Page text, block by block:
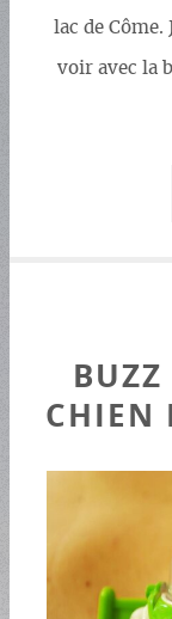
lac de
voir avec la
BUZZ
CHIEN